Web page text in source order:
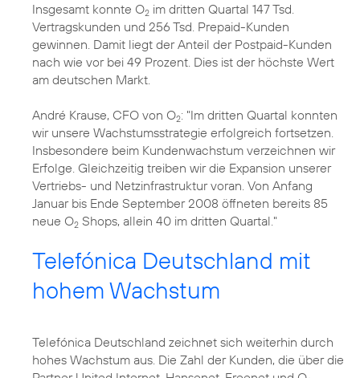
Insgesamt konnte O2 im dritten Quartal 147 Tsd.
Vertragskunden und 256 Tsd. Prepaid-Kunden
gewinnen. Damit liegt der Anteil der Postpaid-Kunden
nach wie vor bei 49 Prozent. Dies ist der höchste Wert
am deutschen Markt.
André Krause, CFO von O2: "Im dritten Quartal konnten
wir unsere Wachstumsstrategie erfolgreich fortsetzen.
Insbesondere beim Kundenwachstum verzeichnen wir
Erfolge. Gleichzeitig treiben wir die Expansion unserer
Vertriebs- und Netzinfrastruktur voran. Von Anfang
Januar bis Ende September 2008 öffneten bereits 85
neue O2 Shops, allein 40 im dritten Quartal."
Telefónica Deutschland mit
hohem Wachstum
Telefónica Deutschland zeichnet sich weiterhin durch
hohes Wachstum aus. Die Zahl der Kunden, die über die